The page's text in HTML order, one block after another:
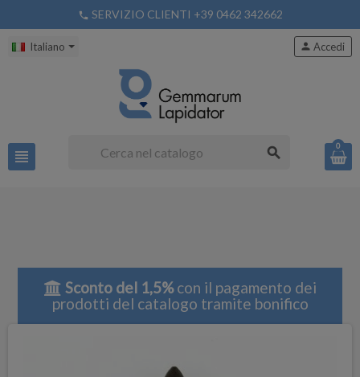
phone SERVIZIO CLIENTI +39 0462 342662
Italiano
view_headline search
person Accedi
0
Sconto del 1,5%con il pagamento dei
prodotti del catalogo tramite bonifico